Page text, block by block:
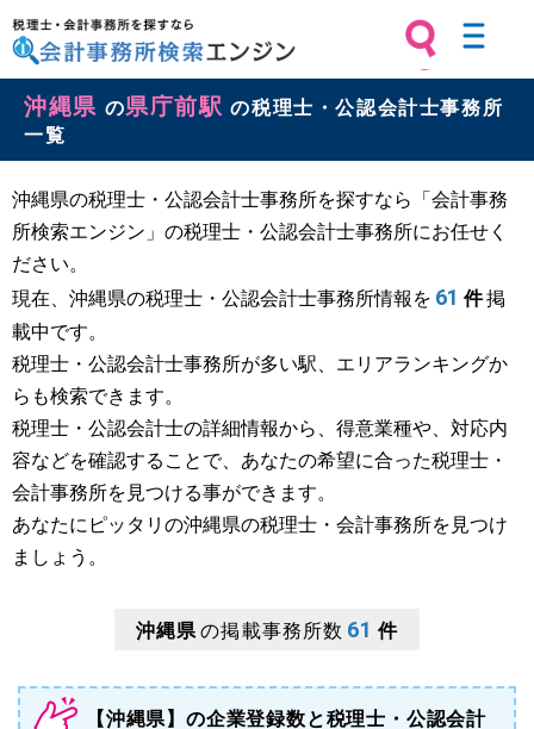
税理士・会計事務所を探すなら 会計
事務所検索エンジン
沖縄県 の県庁前駅 の税理士・公認会計士事務所
一覧
沖縄県の税理士・公認会計士事務所を探すなら「会計事務
所検索エンジン」の税理士・公認会計士事務所にお任せく
ださい。
現在、沖縄県の税理士・公認会計士事務所情報を 61 件掲
載中です。
税理士・公認会計士事務所が多い駅、エリアランキングか
らも検索できます。
税理士・公認会計士の詳細情報から、得意業種や、対応内
容などを確認することで、あなたの希望に合った税理士・
会計事務所を見つける事ができます。
あなたにピッタリの沖縄県の税理士・会計事務所を見つけ
ましょう。
沖縄県の掲載事務所数 61 件
【沖縄県】の企業登録数と税理士・公認会計